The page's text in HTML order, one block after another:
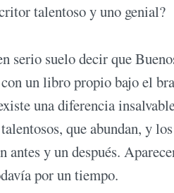
talentoso y uno genial?
serio suelo decir que
un libro propio bajo el
una diferencia
que abundan, y
antes y un después.
por un tiempo.